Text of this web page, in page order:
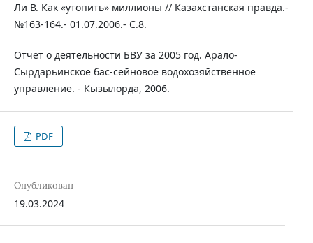
Ли В. Как «утопить» миллионы // Казахстанская правда.-
№163-164.- 01.07.2006.- С.8.
Отчет о деятельности БВУ за 2005 год. Арало-
Сырдарьинское бас-сейновое водохозяйственное
управление. - Кызылорда, 2006.
PDF
Опубликован
19.03.2024